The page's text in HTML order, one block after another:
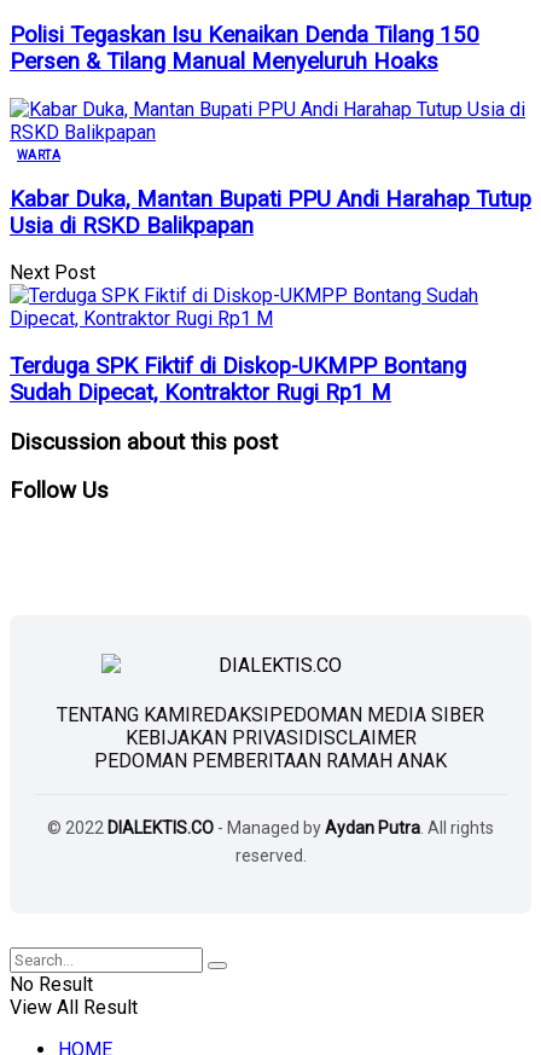
Polisi Tegaskan Isu Kenaikan Denda Tilang 150
Persen & Tilang Manual Menyeluruh Hoaks
WARTA
Kabar Duka, Mantan Bupati PPU Andi Harahap Tutup
Usia di RSKD Balikpapan
Next Post
Terduga SPK Fiktif di Diskop-UKMPP Bontang
Sudah Dipecat, Kontraktor Rugi Rp1 M
Discussion about this post
FollowUs
TENTANG KAMIREDAKSIPEDOMAN MEDIA SIBER
KEBIJAKAN PRIVASIDISCLAIMER
PEDOMAN PEMBERITAAN RAMAH ANAK
© 2022 DIALEKTIS.CO - Managed byAydan Putra . All rights
reserved.
No Result
View All Result
HOME